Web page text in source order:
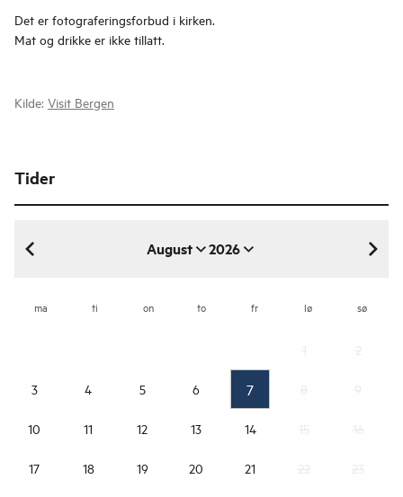
Det er fotograferingsforbud i kirken.
Mat og drikke er ikke tillatt.
Kilde: Visit Bergen
Tider
August 2026
august 2026
ma ti on to fr lø sø
3 4 5 6 7
10 11 12 13 14
17 18 19 20 21